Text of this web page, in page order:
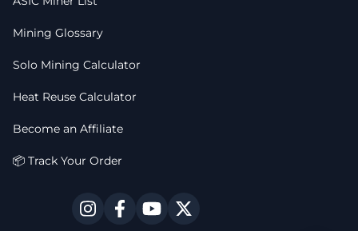
Mining Glossary
Solo Mining Calculator
Heat Reuse Calculator
Become an Affiliate
📦 Track Your Order